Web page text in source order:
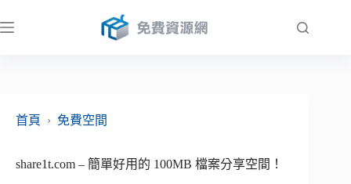
至
首頁
› 免費空間
share1t.com – 簡單好用的 100MB 檔案分享空間！